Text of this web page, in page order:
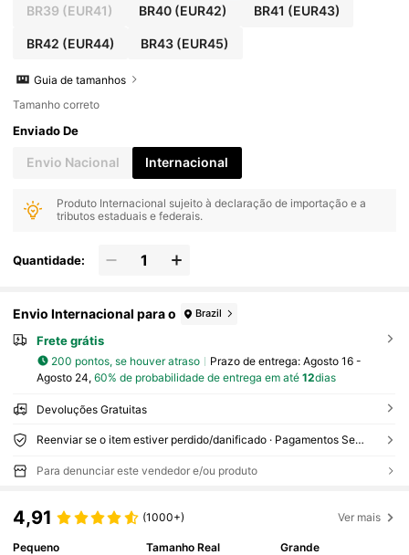
BR39 (EUR41) BR40 (EUR42) BR41 (EUR43)
BR42 (EUR44) BR43 (EUR45)
Guia de tamanhos
Tamanho correto
Enviado De
Envio Nacional Internacional
Produto Internacional sujeito à declaração de importação e a
tributos estaduais e federais.
Quantidade:
Envio Internacional para o Brazil
Frete grátis
200 pontos, se houver atraso Prazo de entrega: Agosto 16 -
Agosto 24, 60% de probabilidade de entrega em até 12dias
Devoluções Gratuitas
Reenviar se o item estiver perdido/danificado · Pagamentos Seguros · Proteção de privacidade
Para denunciar este vendedor e/ou produto
4,91 (1000+) Ver mais
Pequeno
Tamanho Real
Grande